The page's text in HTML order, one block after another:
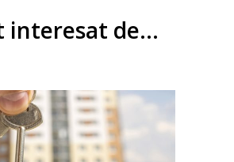
interesat de…